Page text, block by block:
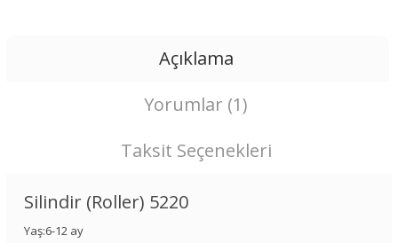
Açıklama
Yorumlar (1)
Taksit Seçenekleri
Silindir (Roller) 5220
Yaş:6-12 ay